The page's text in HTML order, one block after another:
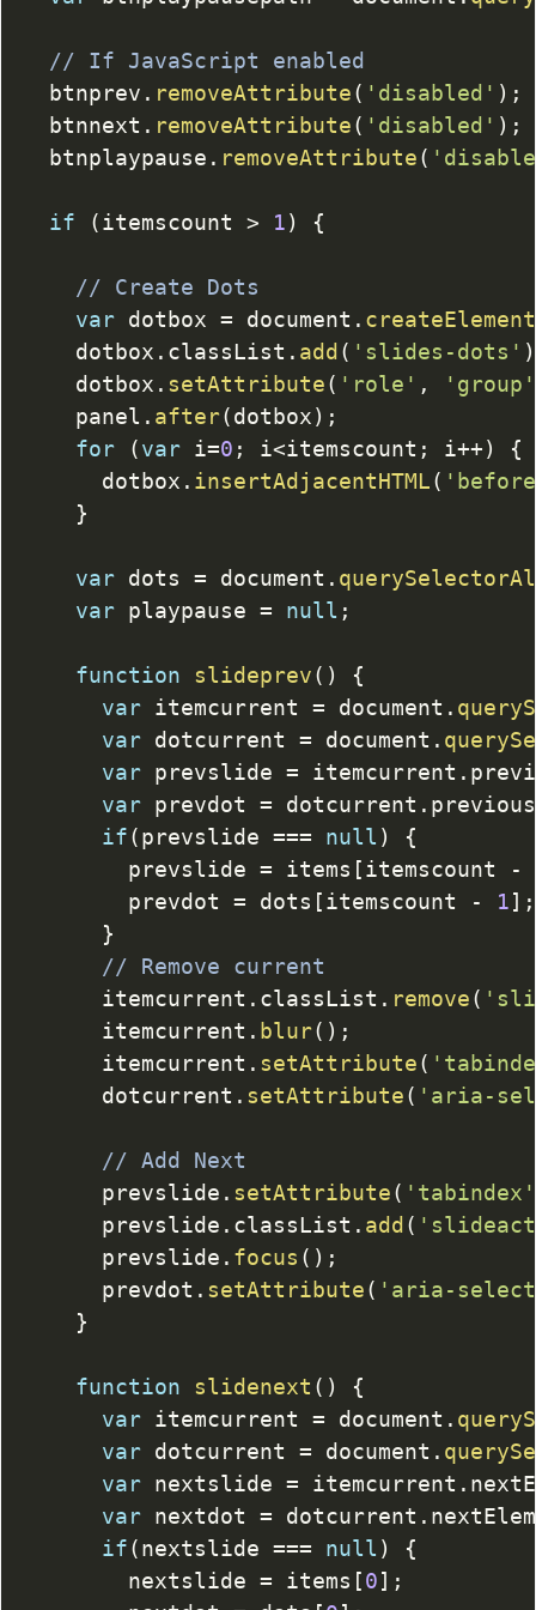
// If JavaScript enabled
	btnprev
. removeAttribute( 'disabled' ) ;
	btnnext
. removeAttribute( 'disabled' ) ;
	btnplaypause
. removeAttribute(
if (itemscount > 1) {
// Create Dots
var dotbox = document . createElement
		dotbox
. classList . add ( 'slides-dots' )
		dotbox
. setAttribute( 'role' ,
'group'
		panel
. after(dotbox) ;
for
(var i=0 ; i<itemscount ; i++)
{
			dotbox
. insertAdjacentHTML(
}
var dots = document .
var playpause = null ;
function slideprev( )
{
var itemcurrent = document .
var dotcurrent = document .
var prevslide = itemcurrent .
var prevdot = dotcurrent .
if(prevslide === null )
{
				prevslide
= items [itemscount
-
				prevdot
= dots [itemscount - 1] ;
}
// Remove current
			itemcurrent
. classList . remove(
			itemcurrent
. blur( ) ;
			itemcurrent
. setAttribute(
			dotcurrent
. setAttribute( 'aria-
// Add Next
			prevslide
. setAttribute( 'tabindex'
			prevslide
. classList . add (
			prevslide
. focus ( ) ;
			prevdot
. setAttribute( 'aria-
}
function slidenext ( )
{
var itemcurrent = document .
var dotcurrent = document .
var nextslide = itemcurrent .
var nextdot = dotcurrent .
if(nextslide === null )
{
				nextslide
= items [0] ;